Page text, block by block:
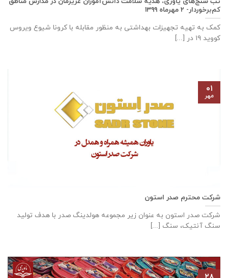
کم‌برخوردار- ۲ مهرماه ۱۳۹۹
کمک به تهیه تجهیزات بهداشتی به منظور مقابله با کرونا شیوع ویروس
کووید ۱۹ در [...]
شرکت محترم صدر استون
شرکت صدر استون به عنوان زیر مجموعه هولدینگ صدر با هدف تولید
سنگ آنتیک، سنگ [...]
۰۱
مهر